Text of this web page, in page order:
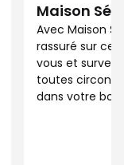
Maison
Avec Maison
rassuré sur ce
vous et
toutes
dans votre